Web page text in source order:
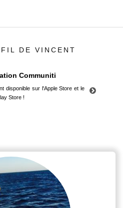
DE VINCENT
Communiti
disponible sur l'Apple Store et le
Store !
Store !